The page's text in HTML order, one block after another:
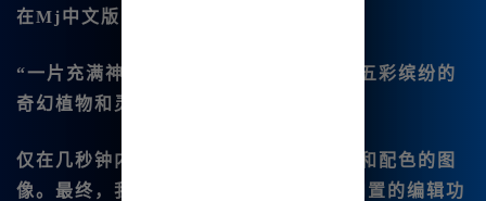
在Mj中文版中输入了以下描述：
“一片充满神秘光芒的梦幻森林，里面有五彩缤纷的
奇幻植物和灵动的动物。”
仅在几秒钟内，我就收到了4张不同风格和配色的图
像。最终，我选择了其中一张，并通过内置的编辑功